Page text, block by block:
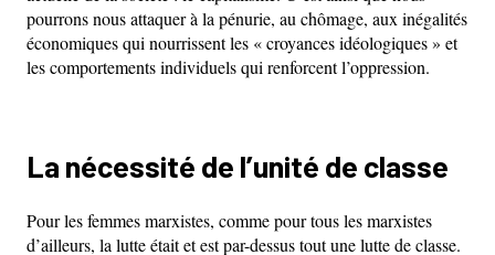
pourrons nous attaquer à la pénurie, au chômage, aux inégalités
économiques qui nourrissent les « croyances idéologiques » et
les comportements individuels qui renforcent l’oppression.
La nécessité de l’unité de classe
Pour les femmes marxistes, comme pour tous les marxistes
d’ailleurs, la lutte était et est par-dessus tout une lutte de classe.